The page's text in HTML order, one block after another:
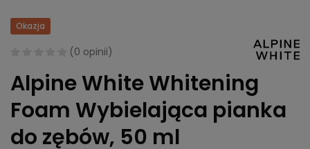
Okazja
(0 opinii)
Alpine White Whitening
Foam Wybielająca pianka
do zębów, 50 ml